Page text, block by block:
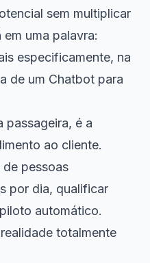
sem multiplicar
uma palavra:
especificamente, na
de um Chatbot para
passageira, é a
ao cliente.
de pessoas
por dia, qualificar
automático.
totalmente